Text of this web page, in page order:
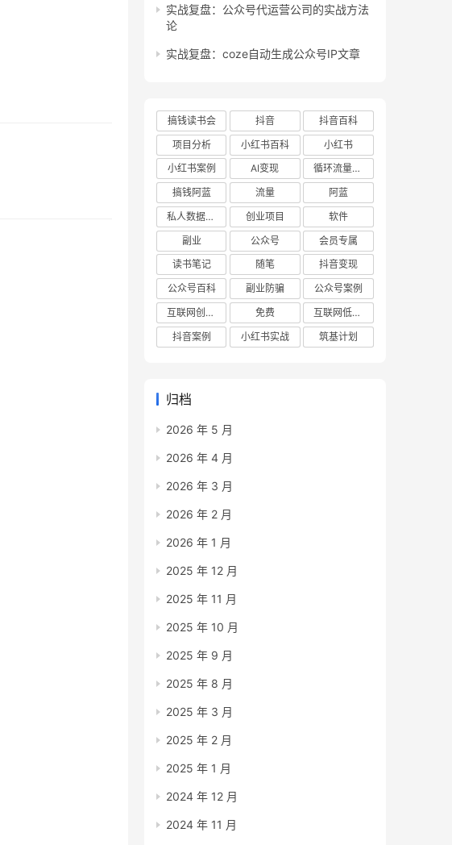
实战复盘：公众号代运营公司的实战方法
论
实战复盘：coze自动生成公众号IP文章
搞钱读书会 抖音
抖音百科
项目分析
小红书百科
小红书
小红书案例
AI变现
循环流量实验室
搞钱阿蓝
流量
阿蓝
私人数据库项目
创业项目
软件
副业
公众号
会员专属
读书笔记
随笔
抖音变现
公众号百科
副业防骗
公众号案例
互联网创业项目
免费
互联网低成本创业项目
抖音案例
小红书实战 筑基计划
归档
2026 年 5 月
2026 年 4 月
2026 年 3 月
2026 年 2 月
2026 年 1 月
2025 年 12 月
2025 年 11 月
2025 年 10 月
2025 年 9 月
2025 年 8 月
2025 年 3 月
2025 年 2 月
2025 年 1 月
2024 年 12 月
2024 年 11 月